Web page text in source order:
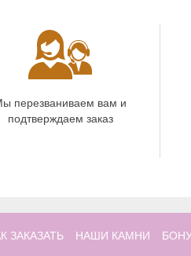
перезваниваем вам и
подтверждаем заказ
ЗАКАЗАТЬ НАШИ КАМНИ